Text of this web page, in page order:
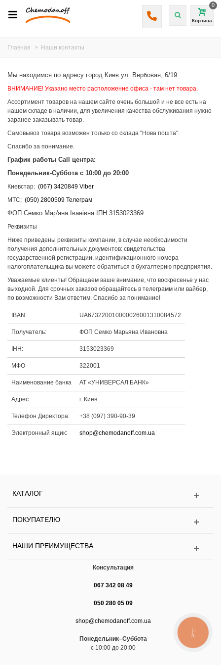
Корзина
0
Главная > Наши контакты
Мы находимся по адресу город Киев ул. Вербовая, 6/19
ВНИМАНИЕ! Указано место расположение офиса - там нет товара.
Ассортимент товаров на нашем сайте очень большой и не все есть на
нашем складе в наличии, для увеличения качества обслуживания нужно
заранее заказывать товар.
Самовывоз товара возможен только со склада "Нова пошта".
Спасибо за понимание.
График работы Call центра:
Понедельник-Суббота с 10:00 до 20:00
Киевстар: (067) 3420849 Viber
MTC: (050) 2800509 Телеграм
ФОП Семко Мар'яна Іванівна ІПН 3153023369
Реквизиты
Ниже приведены реквизиты компании, в случае необходимости
получения дополнительных документов: свидетельства
государственной регистрации, идентификационного номера
налогоплательщика вы можете обратиться в бухгалтерию предприятия.
Уважаемые клиенты! Обращаем ваше внимание, что воскресенье у нас
выходной. Для срочных заказов обращайтесь в телеграмм или вайбер,
по возможности Вам ответим. Спасибо за понимание!
IBAN: UA673220010000026001310084572
Получатель: ФОП Семко Марьяна Ивановна
ІНН: 3153023369
МФО 322001
Наименование банка АТ «УНИВЕРСАЛ БАНК»
Адрес: г. Киев
Телефон Директора: +38 (097) 390-90-39
Электронный ящик: shop@chemodanoff.com.ua
КАТАЛОГ
ПОКУПАТЕЛЮ
НАШИ ПРЕИМУЩЕСТВА
Консультация
067 342 08 49
050 280 05 09
shop@chemodanoff.com.ua
Понедельник–Суббота
с 10:00 до 20:00
КНОПКА
ЗВ'ЯЗКУ